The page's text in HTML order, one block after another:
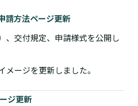
請方法ページ更新
、交付規定、申請様式を公開し
メージを更新しました。
ジ更新